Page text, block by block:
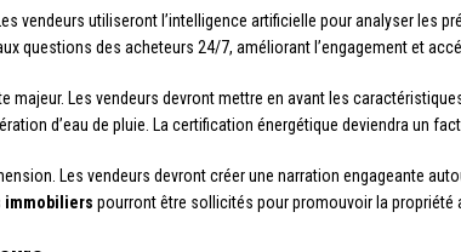
Les vendeurs utiliseront l’intelligence artificielle pour analyser les
questions des acheteurs 24/7, améliorant l’engagement et
majeur. Les vendeurs devront mettre en avant les
d’eau de pluie. La certification énergétique deviendra un
Les vendeurs devront créer une narration engageante
pourront être sollicités pour promouvoir la propriété